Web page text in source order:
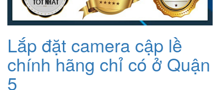
Lắp đặt camera cập lề
chính hãng chỉ có ở Quận
5